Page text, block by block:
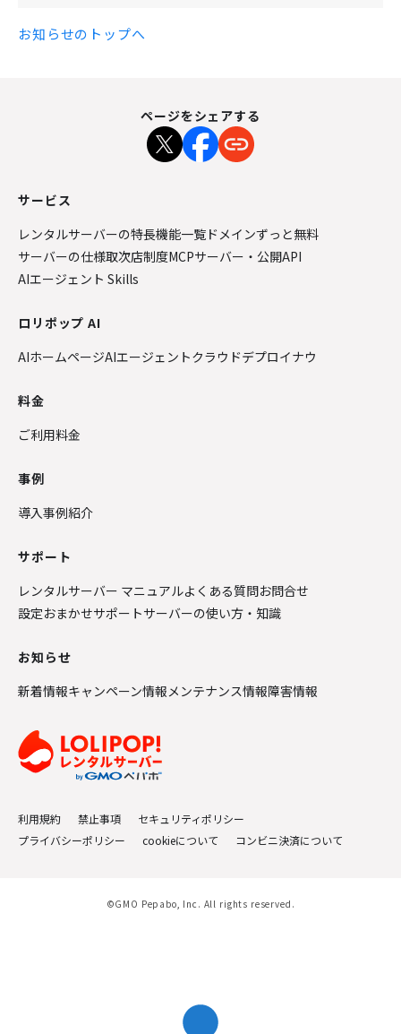
お知らせのトップへ
ページをシェアする
サービス
レンタルサーバーの特長機能一覧 ドメインずっと無料
サーバーの仕様取次店制度MCPサーバー・公開API
AIエージェント Skills
ロリポップ AI
AIホームページAIエージェントクラウドデプロイナウ
料金
ご利用料金
事例
導入事例紹介
サポート
レンタルサーバー マニュアルよくある質問お問合せ
設定おまかせサポートサーバーの使い方・知識
お知らせ
新着情報キャンペーン情報メンテナンス情報障害情報
利用規約 禁止事項
セキュリティポリシー
プライバシーポリシー
cookieについて コンビニ決済について
©GMO Pepabo, Inc. All rights reserved.